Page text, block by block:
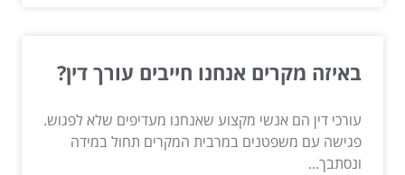
באיזה מקרים אנחנו חייבים עורך דין?
עורכי דין הם אנשי מקצוע שאנחנו מעדיפים שלא לפגוש.
פגישה עם משפטנים במרבית המקרים תחול במידה
ונסתבך...